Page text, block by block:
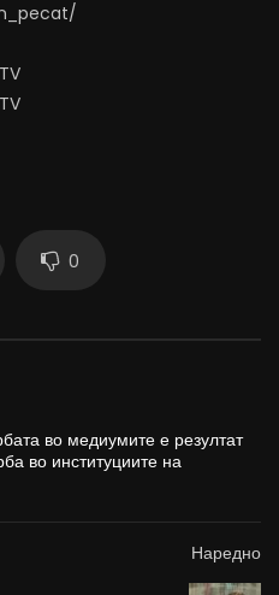
0
во медиумите е резултат
во институциите на
Наредно